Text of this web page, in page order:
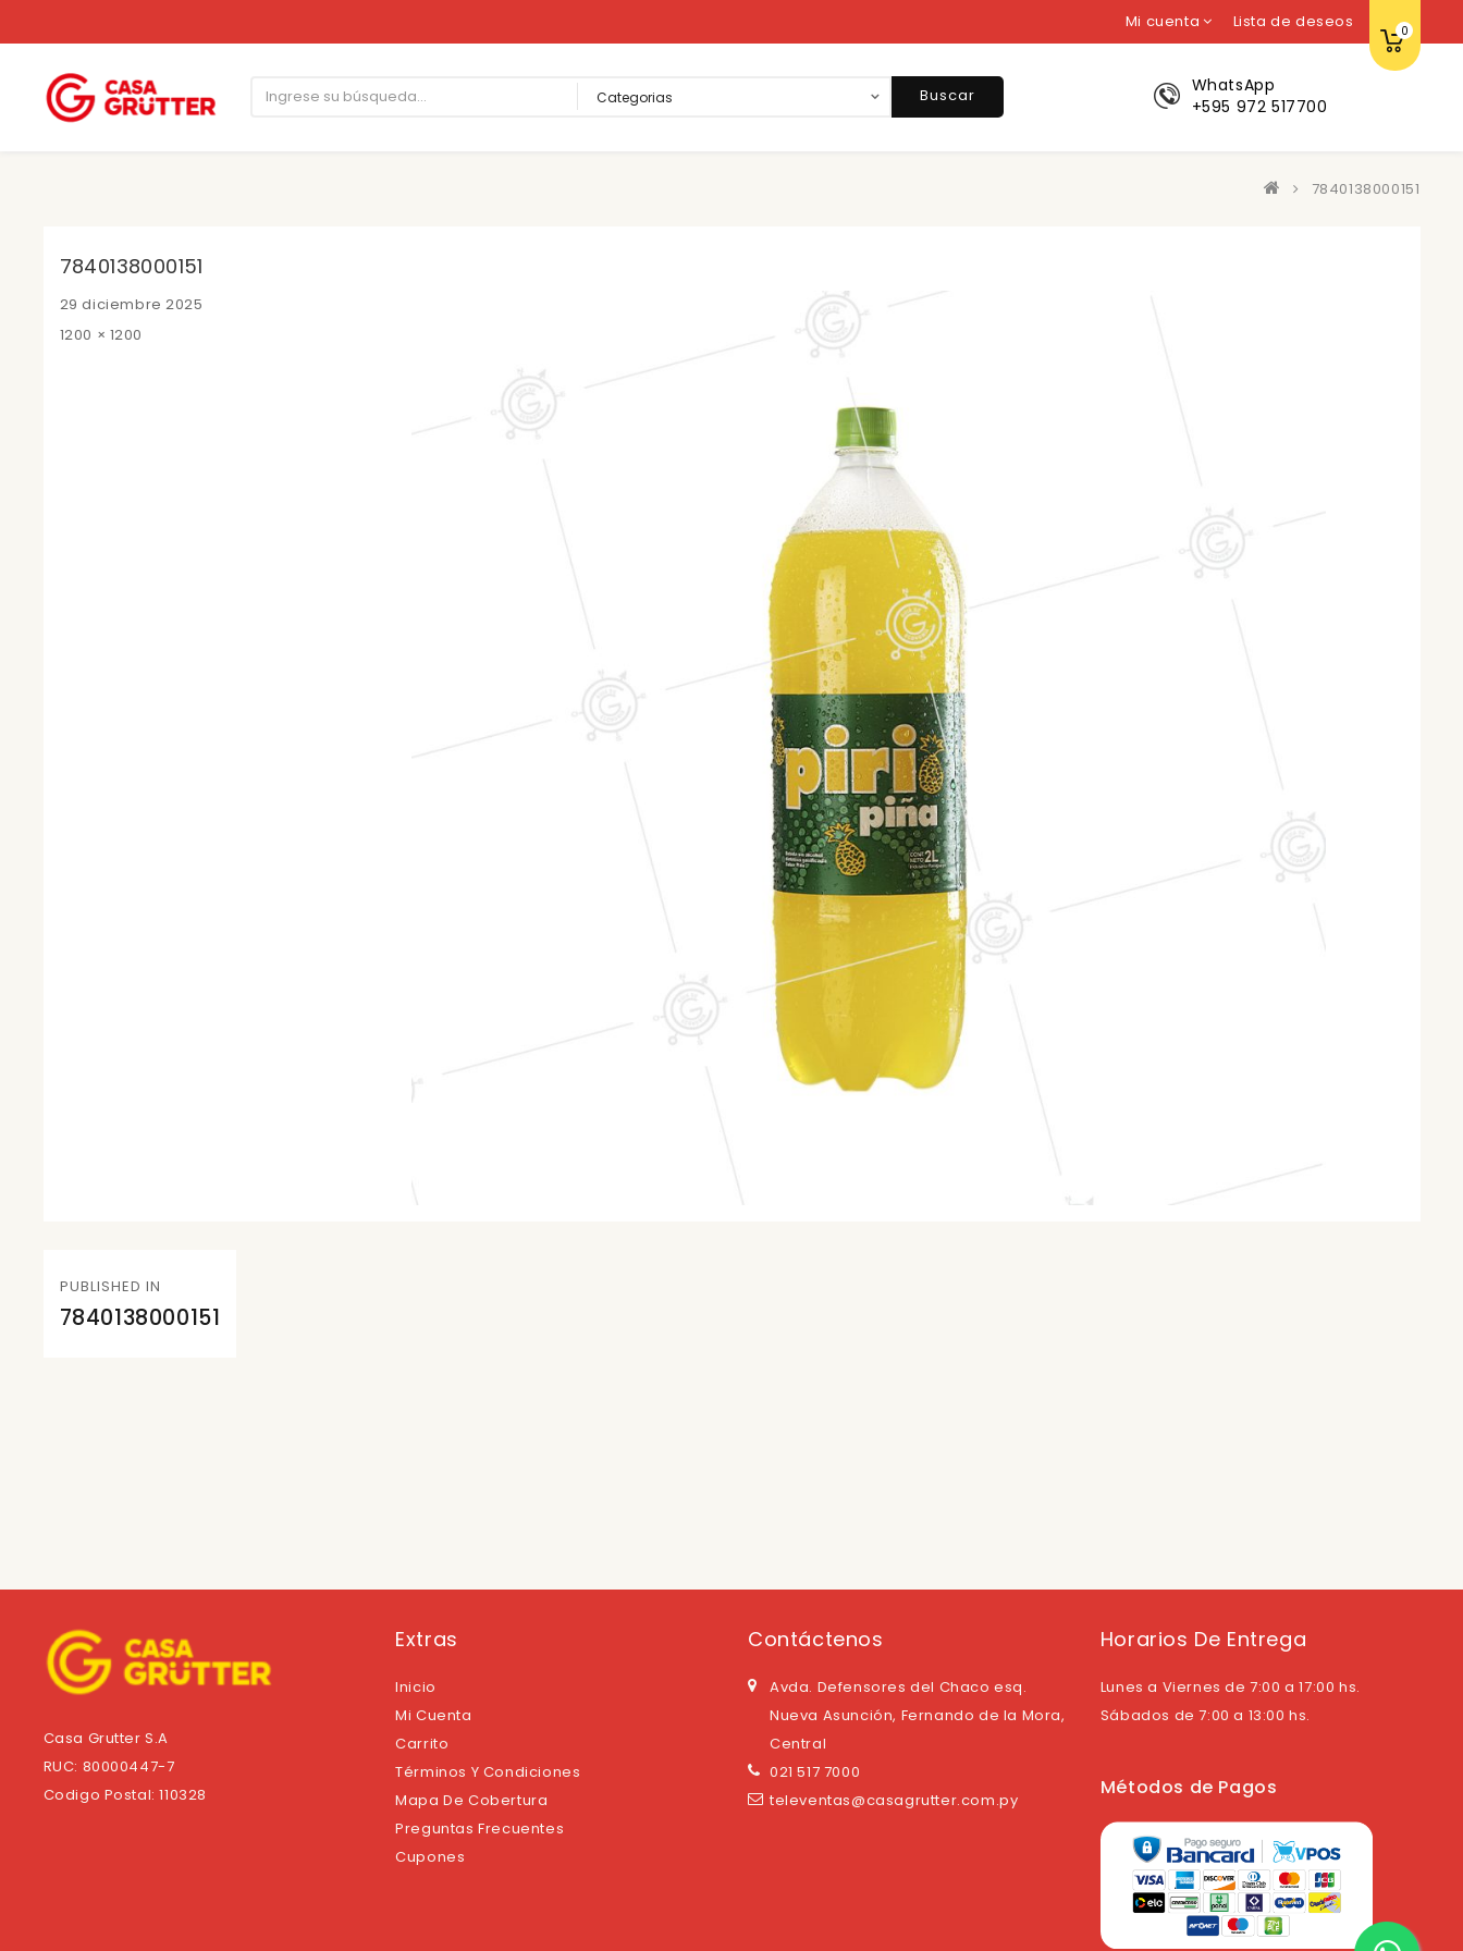
Mi cuenta Lista de deseos 0
WhatsApp
+595 972 517700
Buscar
7840138000151
7840138000151
Posted
on
29 diciembre 2025
Full
1200 × 1200
de
entradas
PUBLISHED IN
7840138000151
Casa Grutter S.A
RUC: 80000447-7
Codigo Postal: 110328
Extras
Inicio
Mi Cuenta
Carrito
Términos Y Condiciones
Mapa De Cobertura
Preguntas Frecuentes
Cupones
Contáctenos
Avda. Defensores del Chaco esq.
Nueva Asunción, Fernando de la Mora,
Central
021 517 7000
televentas@casagrutter.com.py
Horarios De Entrega
Lunes a Viernes de 7:00 a 17:00 hs.
Sábados de 7:00 a 13:00 hs.
Métodos de Pagos